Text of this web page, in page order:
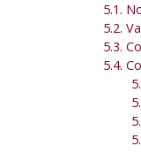
5.1.
5.2.
5.3.
5.4.